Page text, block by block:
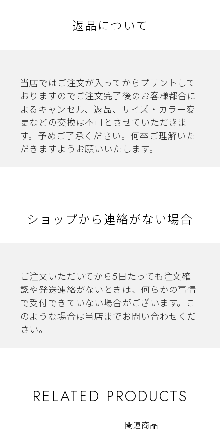
返品について
当店ではご注文が入ってからプリントして
おりますのでご注文完了後のお客様都合に
よるキャンセル、返品、サイズ・カラー変
更などの交換は不可とさせていただきま
す。予めご了承ください。何卒ご理解いた
だきますようお願いいたします。
ショップから連絡がない場合
ご注文いただいてから5日たっても注文確
認や発送連絡がないときは、何らかの事情
で受付できていない場合がございます。こ
のような場合は当店までお問い合わせくだ
さい。
RELATED PRODUCTS
関連商品